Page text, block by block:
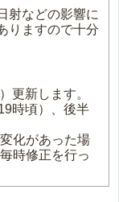
射などの影響に
りますので十分
更新します。
時頃）、後半
化があった場
時修正を行っ